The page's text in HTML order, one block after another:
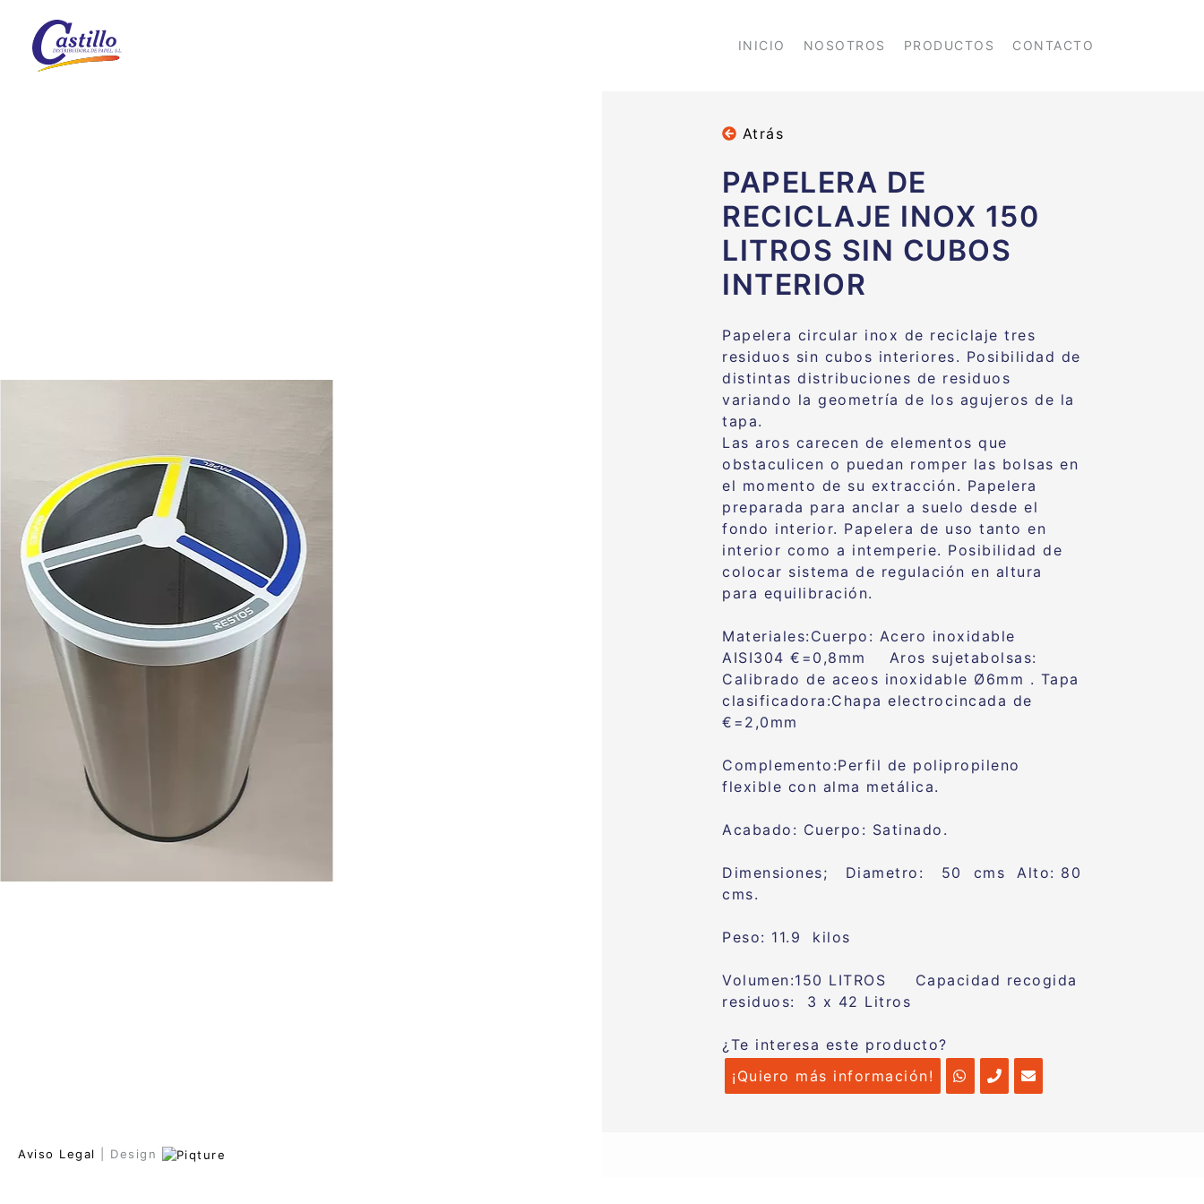
INICIO NOSOTROS PRODUCTOS CONTACTO
Atrás
PAPELERA DE
RECICLAJE INOX 150
LITROS SIN CUBOS
INTERIOR
Papelera circular inox de reciclaje tres
residuos sin cubos interiores. Posibilidad de
distintas distribuciones de residuos
variando la geometría de los agujeros de la
tapa.
Las aros carecen de elementos que
obstaculicen o puedan romper las bolsas en
el momento de su extracción. Papelera
preparada para anclar a suelo desde el
fondo interior. Papelera de uso tanto en
interior como a intemperie. Posibilidad de
colocar sistema de regulación en altura
para equilibración.
Materiales:Cuerpo: Acero inoxidable
AISI304 €=0,8mm Aros sujetabolsas:
Calibrado de aceos inoxidable Ø6mm . Tapa
clasificadora:Chapa electrocincada de
€=2,0mm
Complemento:Perfil de polipropileno
flexible con alma metálica.
Acabado: Cuerpo: Satinado.
Dimensiones;
Diametro: 50 cms Alto: 80
cms.
Peso: 11.9 kilos
Volumen:150 LITROS Capacidad recogida
residuos: 3 x 42 Litros
¿Te interesa este producto?
¡Quiero más información!
Aviso Legal | Design